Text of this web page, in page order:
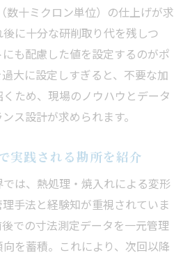
数十ミクロン単位）の仕上げが求
に十分な研削取り代を残しつ
も配慮した値を設定するのがポ
大に設定しすぎると、不要な加
ため、現場のノウハウとデータ
ス設計が求められます。
実践される勘所を紹介
は、熱処理・焼入れによる変形
手法と経験知が重視されていま
での寸法測定データを一元管理
を蓄積。これにより、次回以降